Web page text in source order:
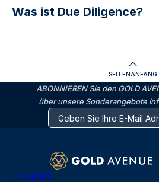
Was ist Due Diligence?
SEITENANFANG
ABONNIEREN Sie den GOLD
über unsere Sonderangebote
Trustpilot